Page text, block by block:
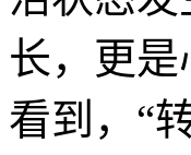
长，更
看到，“